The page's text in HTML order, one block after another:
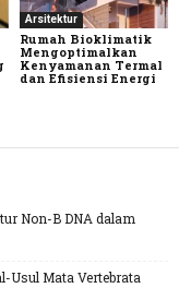
Arsitektur
Rumah Bioklimatik
Mengoptimalkan
Kenyamanan Termal
dan Efisiensi Energi
Non-B DNA dalam
Usul Mata Vertebrata